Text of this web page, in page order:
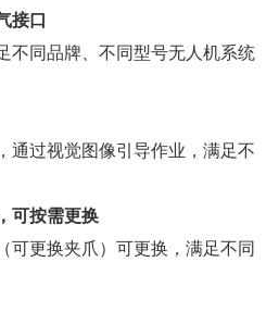
接口
不同品牌、不同型号无人机系统
通过视觉图像引导作业，满足不
可按需更换
可更换夹爪）可更换，满足不同